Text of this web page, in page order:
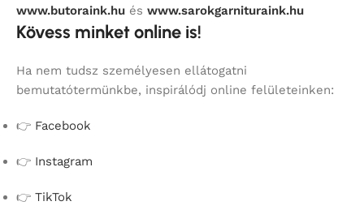
www.butoraink.hu és www.sarokgarnituraink.hu
Kövess minket online is!
Ha nem tudsz személyesen ellátogatni
bemutatótermünkbe, inspirálódj online felületeinken:
👉 Facebook
👉 Instagram
👉 TikTok